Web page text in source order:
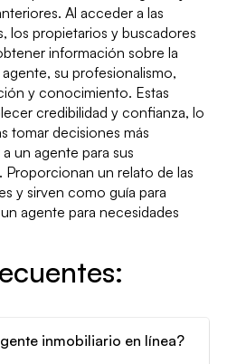
Al acceder a las
los propietarios y buscadores
información sobre la
su profesionalismo,
y conocimiento. Estas
credibilidad y confianza, lo
tomar decisiones más
un agente para sus
Proporcionan un relato de las
y sirven como guía para
agente para necesidades
inmobiliario en línea?